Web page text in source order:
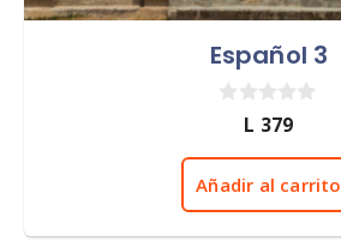
Español 3
e
L 379
Añadir al carrito